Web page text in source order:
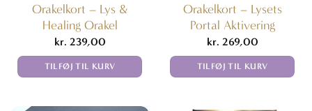
Orakelkort – Lys &
Healing Orakel
kr. 239,00
TILFØJ TIL KURV
Orakelkort – Lysets
Portal Aktivering
kr. 269,00
TILFØJ TIL KURV